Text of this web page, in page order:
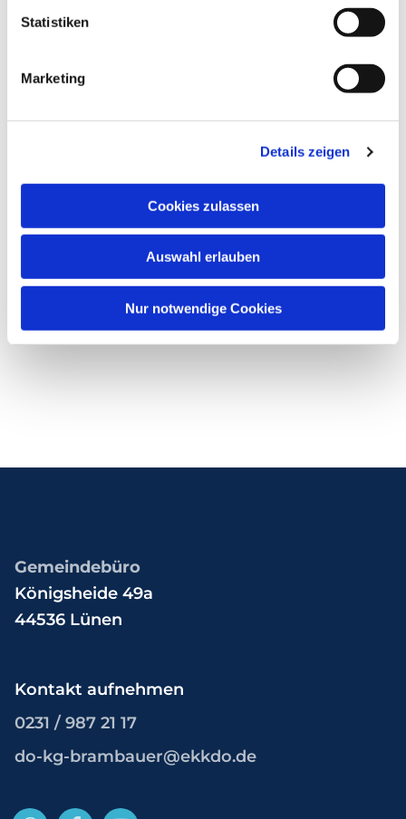
Statistiken
Marketing
Details zeigen
Cookies zulassen
Auswahl erlauben
Nur notwendige Cookies
Gemeindebüro
Königsheide 49a
44536 Lünen
Kontakt aufnehmen
0231 / 987 21 17
do-kg-brambauer@ekkdo.de